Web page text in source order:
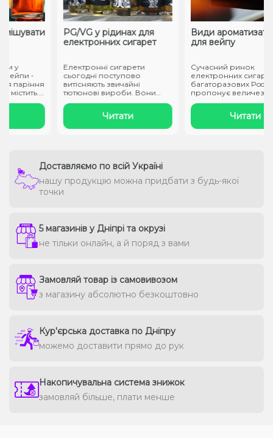
-
паріння
PG/VG у рідинах для
електронних сигарет
Електронні сигарети
сьогодні поступово
витісняють звичайні
тютюнові вироби. Вони
Читати
Види
для вейпу
Сучасний ринок
електронних сигарет і
багаторазових Pod-
пропонує величезне
Читати
Доставляємо по всій Україні
нашу продукцію можна придбати з будь-якої
точки
5 магазинів у Дніпрі та окрузі
не тільки онлайн, а й поряд з вами
Замовляй товар із самовивозом
з магазину абсолютно безкоштовно
Кур'єрська доставка по Дніпру
можемо доставити прямо до рук
Накопичувальна система знижок
замовляй більше, плати менше